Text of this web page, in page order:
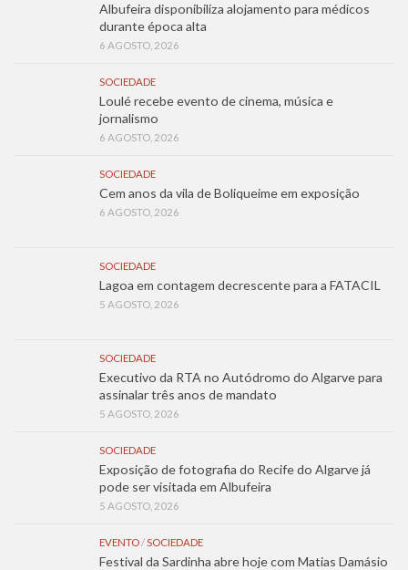
Albufeira disponibiliza alojamento para médicos
durante época alta
6 AGOSTO, 2026
SOCIEDADE
Loulé recebe evento de cinema, música e
jornalismo
6 AGOSTO, 2026
SOCIEDADE
Cem anos da vila de Boliqueime em exposição
6 AGOSTO, 2026
SOCIEDADE
Lagoa em contagem decrescente para a FATACIL
5 AGOSTO, 2026
SOCIEDADE
Executivo da RTA no Autódromo do Algarve para
assinalar três anos de mandato
5 AGOSTO, 2026
SOCIEDADE
Exposição de fotografia do Recife do Algarve já
pode ser visitada em Albufeira
5 AGOSTO, 2026
EVENTO/SOCIEDADE
Festival da Sardinha abre hoje com Matias Damásio